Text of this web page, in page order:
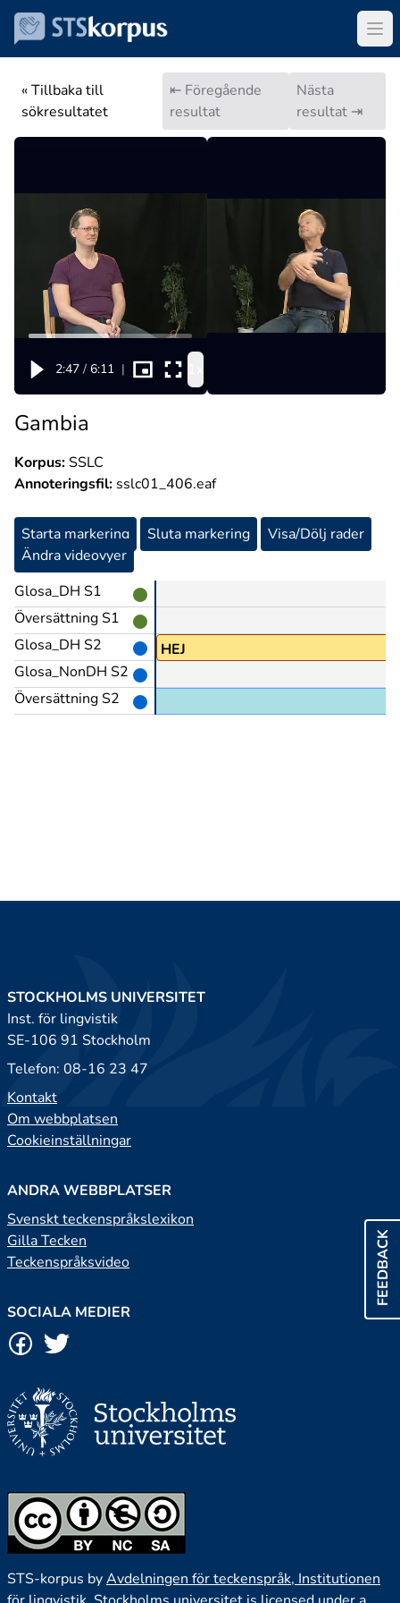
« Tillbaka till
sökresultatet
⇤ Föregående
resultat
Nästa
resultat ⇥
2:47 / 6:11 |
Gambia
Korpus:SSLC
Annoteringsfil: sslc01_406.eaf
Starta markering Sluta markering
Visa/Dölj rader
Ändra videovyer
Glosa_DH S1
Översättning S1
Glosa_DH S2
Glosa_NonDH S2
Översättning S2
HEJ
FEEDBACK
STOCKHOLMS UNIVERSITET
Inst. för lingvistik
SE-106 91 Stockholm
Telefon: 08-16 23 47
Kontakt
Om webbplatsen
Cookieinställningar
ANDRA WEBBPLATSER
Svenskt teckenspråkslexikon
Gilla Tecken
Teckenspråksvideo
SOCIALA MEDIER
STS-korpus byAvdelningen för teckenspråk, Institutionen